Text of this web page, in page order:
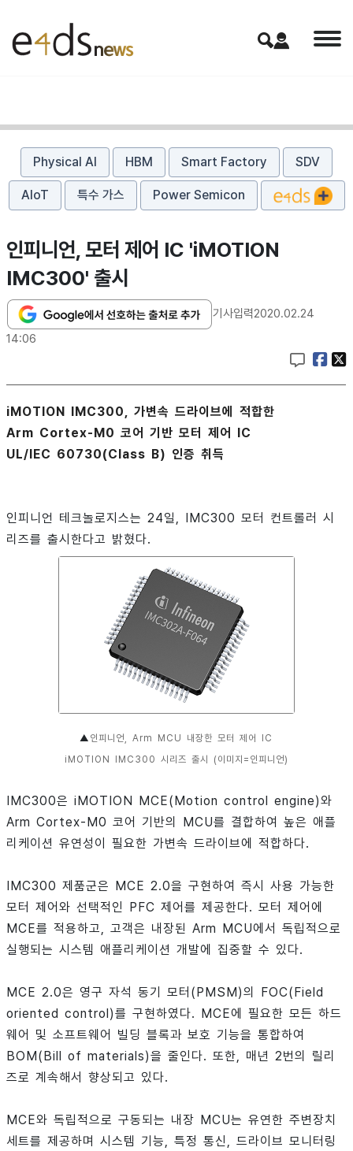
Physical AI HBM Smart Factory SDV
AIoT 특수 가스 Power Semicon
인피니언, 모터 제어 IC 'iMOTION
IMC300' 출시
기사입력2020.02.24
14:06
iMOTION IMC300, 가변속 드라이브에 적합한
Arm Cortex-M0 코어 기반 모터 제어 IC
UL/IEC 60730(Class B) 인증 취득
인피니언 테크놀로지스는 24일, IMC300 모터 컨트롤러 시
리즈를 출시한다고 밝혔다.
▲ 인피니언, Arm MCU 내장한 모터 제어 IC
iMOTION IMC300 시리즈 출시 (이미지=인피니언)
IMC300은 iMOTION MCE(Motion control engine)와
Arm Cortex-M0 코어 기반의 MCU를 결합하여 높은 애플
리케이션 유연성이 필요한 가변속 드라이브에 적합하다.
IMC300 제품군은 MCE 2.0을 구현하여 즉시 사용 가능한
모터 제어와 선택적인 PFC 제어를 제공한다. 모터 제어에
MCE를 적용하고, 고객은 내장된 Arm MCU에서 독립적으로
실행되는 시스템 애플리케이션 개발에 집중할 수 있다.
MCE 2.0은 영구 자석 동기 모터(PMSM)의 FOC(Field
oriented control)를 구현하였다. MCE에 필요한 모든 하드
웨어 및 소프트웨어 빌딩 블록과 보호 기능을 통합하여
BOM(Bill of materials)을 줄인다. 또한, 매년 2번의 릴리
즈로 계속해서 향상되고 있다.
MCE와 독립적으로 구동되는 내장 MCU는 유연한 주변장치
세트를 제공하며 시스템 기능, 특정 통신, 드라이브 모니터링